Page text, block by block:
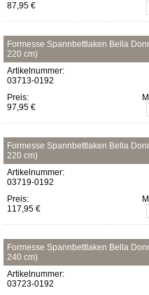
87,95 €
Formesse Spannbettlaken Bella
220 cm)
Artikelnummer:
03713-0192
Preis:
97,95 €
Formesse Spannbettlaken Bella
220 cm)
Artikelnummer:
03719-0192
Preis:
117,95 €
Formesse Spannbettlaken Bella
240 cm)
Artikelnummer:
03723-0192